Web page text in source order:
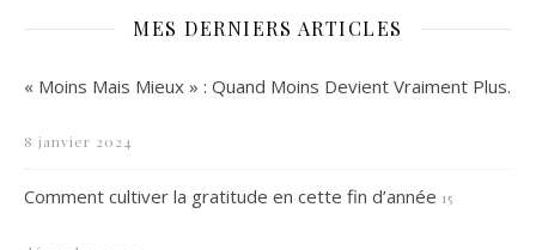
MES DERNIERS ARTICLES
« Moins Mais Mieux » : Quand Moins Devient Vraiment Plus.
8 janvier 2024
Comment cultiver la gratitude en cette fin d’année 15